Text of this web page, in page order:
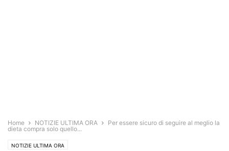
Home NOTIZIE ULTIMA ORA
Per essere sicuro di seguire al meglio la
dieta compra solo quello...
NOTIZIE ULTIMA ORA